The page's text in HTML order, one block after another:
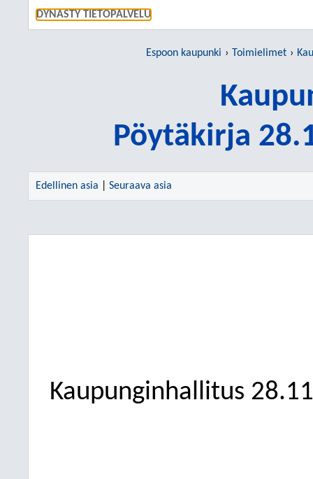
DYNASTY TIETOPALVELU
Espoon kaupunki Toimielimet
Pöytäkirja
Edellinen asia Seuraava asia
Kaupunginhallitus